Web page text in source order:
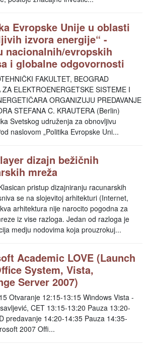
Evropske Unije u oblasti
izvora energije“ -
nacionalnih/evropskih
i globalne odgovornosti
FAKULTET, BEOGRAD
ZA ELEKTROENERGETSKE SISTEME I
ORGANIZUJU PREDAVANJE
STEFANA C. KRAUTERA (Berlin)
Svetskog udruženja za obnovljivu
naslovom „Politika Evropske Uni...
dizajn bežičnih
mreža
pristup dizajniranju racunarskih
se na slojevitoj arhitekturi (Internet,
arhitektura nije narocito pogodna za
iz vise razloga. Jedan od razloga je
medju nodovima koja prouzrokuj...
Academic LOVE (Launch
System, Vista,
Server 2007)
Otvaranje 12:15-13:15 Windows Vista -
CET 13:15-13:20 Pauza 13:20-
predavanje 14:20-14:35 Pauza 14:35-
2007 Offi...